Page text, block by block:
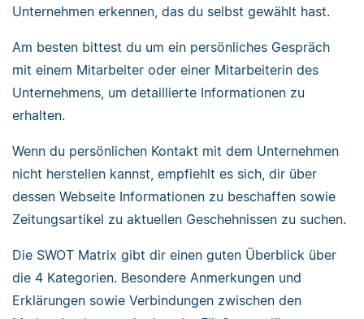
Unternehmen erkennen, das du selbst gewählt hast.
Am besten bittest du um ein persönliches Gespräch
mit einem Mitarbeiter oder einer Mitarbeiterin des
Unternehmens, um detaillierte Informationen zu
erhalten.
Wenn du persönlichen Kontakt mit dem Unternehmen
nicht herstellen kannst, empfiehlt es sich, dir über
dessen Webseite Informationen zu beschaffen sowie
Zeitungsartikel zu aktuellen Geschehnissen zu suchen.
Die SWOT Matrix gibt dir einen guten Überblick über
die 4 Kategorien. Besondere Anmerkungen und
Erklärungen sowie Verbindungen zwischen den